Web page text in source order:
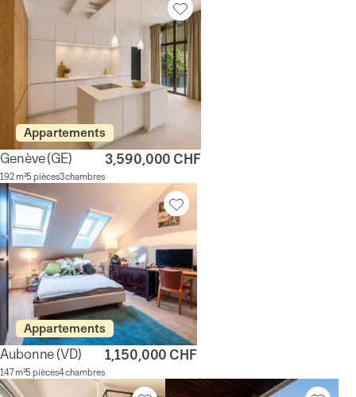
Appartements
Genève(GE)
192 m²5 pièces3 chambres
3,590,000 CHF
Appartements
Aubonne(VD)
147 m²5 pièces4 chambres
1,150,000 CHF